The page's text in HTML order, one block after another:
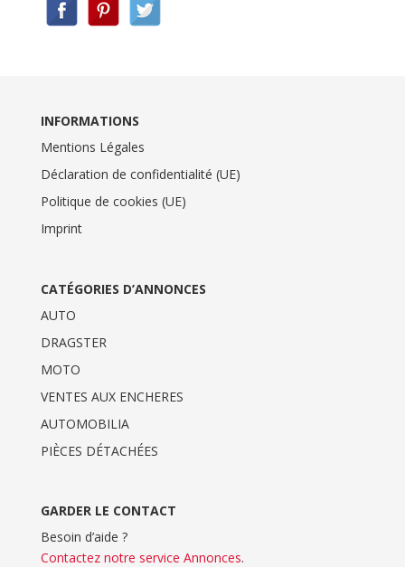
INFORMATIONS
Mentions Légales
Déclaration de confidentialité (UE)
Politique de cookies (UE)
Imprint
CATÉGORIES D’ANNONCES
AUTO
DRAGSTER
MOTO
VENTES AUX ENCHERES
AUTOMOBILIA
PIÈCES DÉTACHÉES
GARDER LE CONTACT
Besoin d’aide ?
Contactez notre service Annonces.